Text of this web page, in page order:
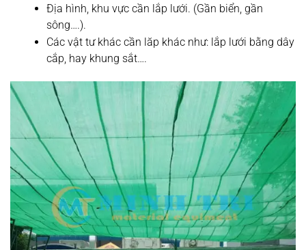
Địa hình, khu vực cần lắp lưới. (Gần biển, gần
sông….).
Các vật tư khác cần lăp khác như: lắp lưới bằng dây
cắp, hay khung sắt….